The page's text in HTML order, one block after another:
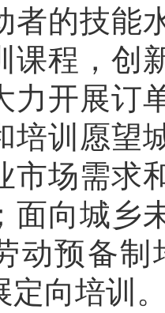
者的技能
课程，创
力开展订
培训愿望
市场需求
面向城乡
动预备
定向培训